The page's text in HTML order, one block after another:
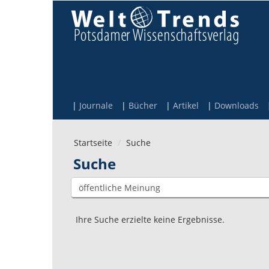
Journale Bücher Artikel Downloads
Startseite Suche
Suche
Ihre Suche erzielte keine Ergebnisse.